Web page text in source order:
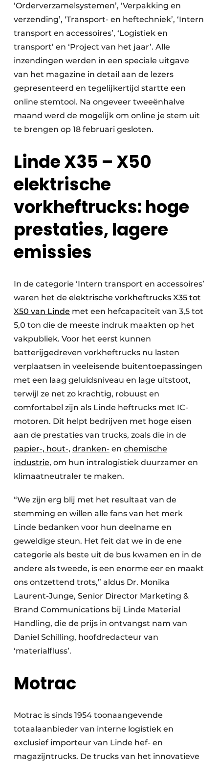
‘Orderverzamelsystemen’, ‘Verpakking en
verzending’, ‘Transport- en heftechniek’, ‘Intern
transport en accessoires’, ‘Logistiek en
transport’ en ‘Project van het jaar’. Alle
inzendingen werden in een speciale uitgave
van het magazine in detail aan de lezers
gepresenteerd en tegelijkertijd startte een
online stemtool. Na ongeveer tweeënhalve
maand werd de mogelijk om online je stem uit
te brengen op 18 februari gesloten.
Linde X35 – X50
elektrische
vorkheftrucks: hoge
prestaties, lagere
emissies
In de categorie ‘Intern transport en accessoires’
waren het de elektrische vorkheftrucks X35 tot
X50 van Linde met een hefcapaciteit van 3,5 tot
5,0 ton die de meeste indruk maakten op het
vakpubliek. Voor het eerst kunnen
batterijgedreven vorkheftrucks nu lasten
verplaatsen in veeleisende buitentoepassingen
met een laag geluidsniveau en lage uitstoot,
terwijl ze net zo krachtig, robuust en
comfortabel zijn als Linde heftrucks met IC-
motoren. Dit helpt bedrijven met hoge eisen
aan de prestaties van trucks, zoals die in de
papier-, hout-, dranken- en chemische
industrie, om hun intralogistiek duurzamer en
klimaatneutraler te maken.
“We zijn erg blij met het resultaat van de
stemming en willen alle fans van het merk
Linde bedanken voor hun deelname en
geweldige steun. Het feit dat we in de ene
categorie als beste uit de bus kwamen en in de
andere als tweede, is een enorme eer en maakt
ons ontzettend trots,” aldus Dr. Monika
Laurent-Junge, Senior Director Marketing &
Brand Communications bij Linde Material
Handling, die de prijs in ontvangst nam van
Daniel Schilling, hoofdredacteur van
‘materialfluss’.
Motrac
Motrac is sinds 1954 toonaangevende
totaalaanbieder van interne logistiek en
exclusief importeur van Linde hef- en
magazijntrucks. De trucks van het innovatieve